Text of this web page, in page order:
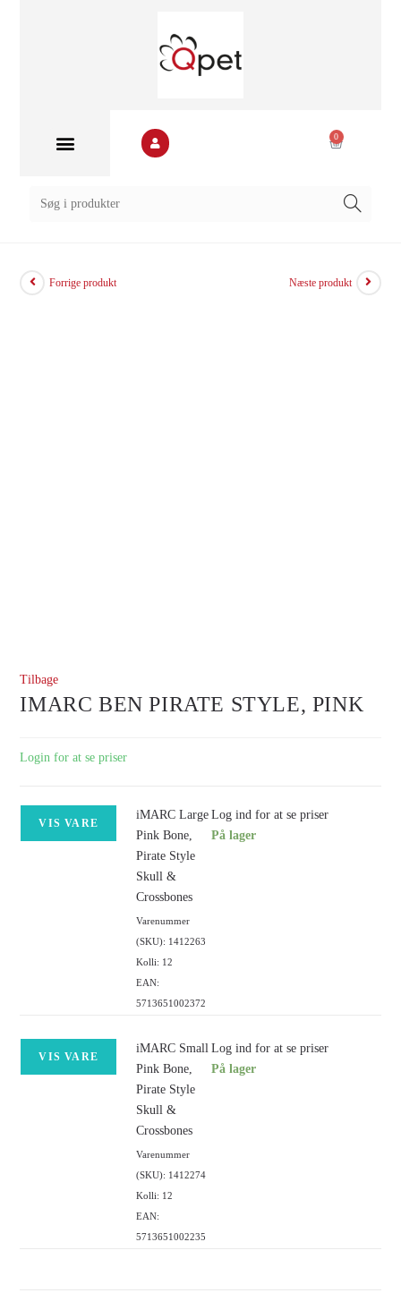
0
Forrige produkt Næste produkt
Tilbage
IMARC BEN PIRATE STYLE, PINK
Login for at se priser
VIS VARE
iMARC Large
Pink Bone,
Pirate Style
Skull &
Crossbones
Varenummer
(SKU): 1412263
Kolli: 12
EAN:
5713651002372
Log ind for at se priser
På lager
VIS VARE
iMARC Small
Pink Bone,
Pirate Style
Skull &
Crossbones
Varenummer
(SKU): 1412274
Kolli: 12
EAN:
5713651002235
Log ind for at se priser
På lager